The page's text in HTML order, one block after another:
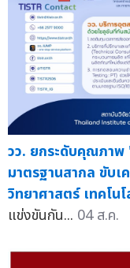
วว. ยกระดับคุณภา
มาตรฐานสากล ขับเ
วิทยาศาสตร์ เทคโน
แข่งขันกัน... 04 ส.ค.